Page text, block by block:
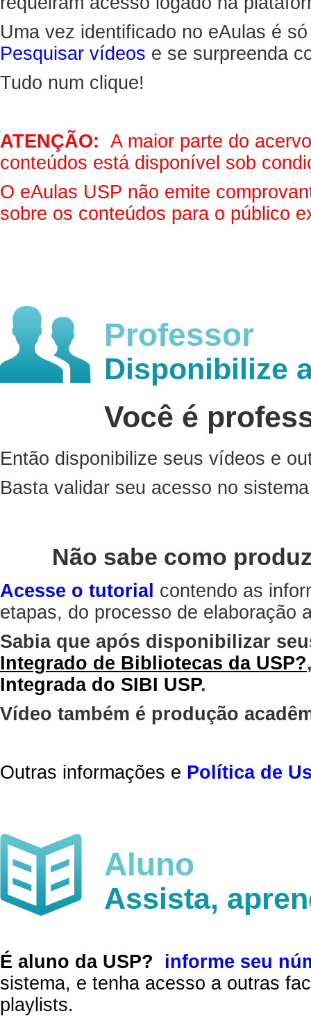
Uma vez identificado no eAulas é
Pesquisar vídeos e se surpreenda
Tudo num clique!
ATENÇÃO: A maior parte do
conteúdos está disponível sob
O eAulas USP não emite
sobre os conteúdos para o público
Professor
Disponibilize
Você é
Então disponibilize seus vídeos e
Basta validar seu acesso no
Não sabe como
Acesse o tutorial contendo as
etapas, do processo de elaboração
Sabia que após disponibilizar
Integrado de Bibliotecas da USP?
Integrada do SIBI USP.
Vídeo também é produção
Outras informações e Política de
Aluno
Assista,
É aluno da USP?
informe seu
sistema, e tenha acesso a outras
playlists.